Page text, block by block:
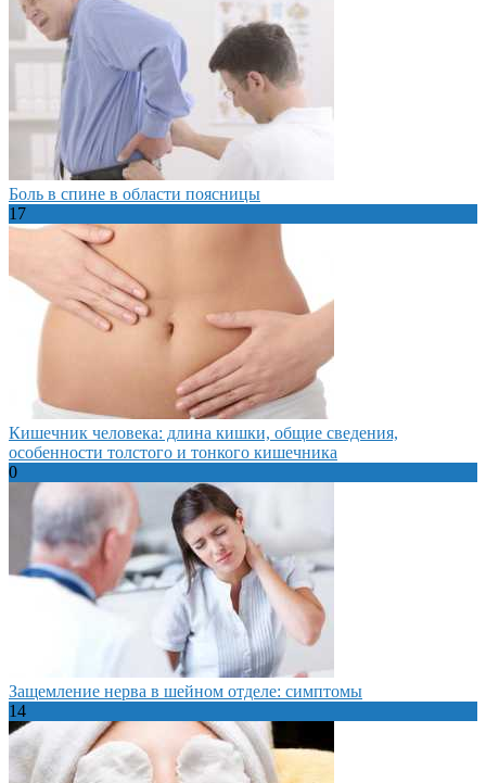
Боль в спине в области поясницы
17
Кишечник человека: длина кишки, общие сведения,
особенности толстого и тонкого кишечника
0
Защемление нерва в шейном отделе: симптомы
14